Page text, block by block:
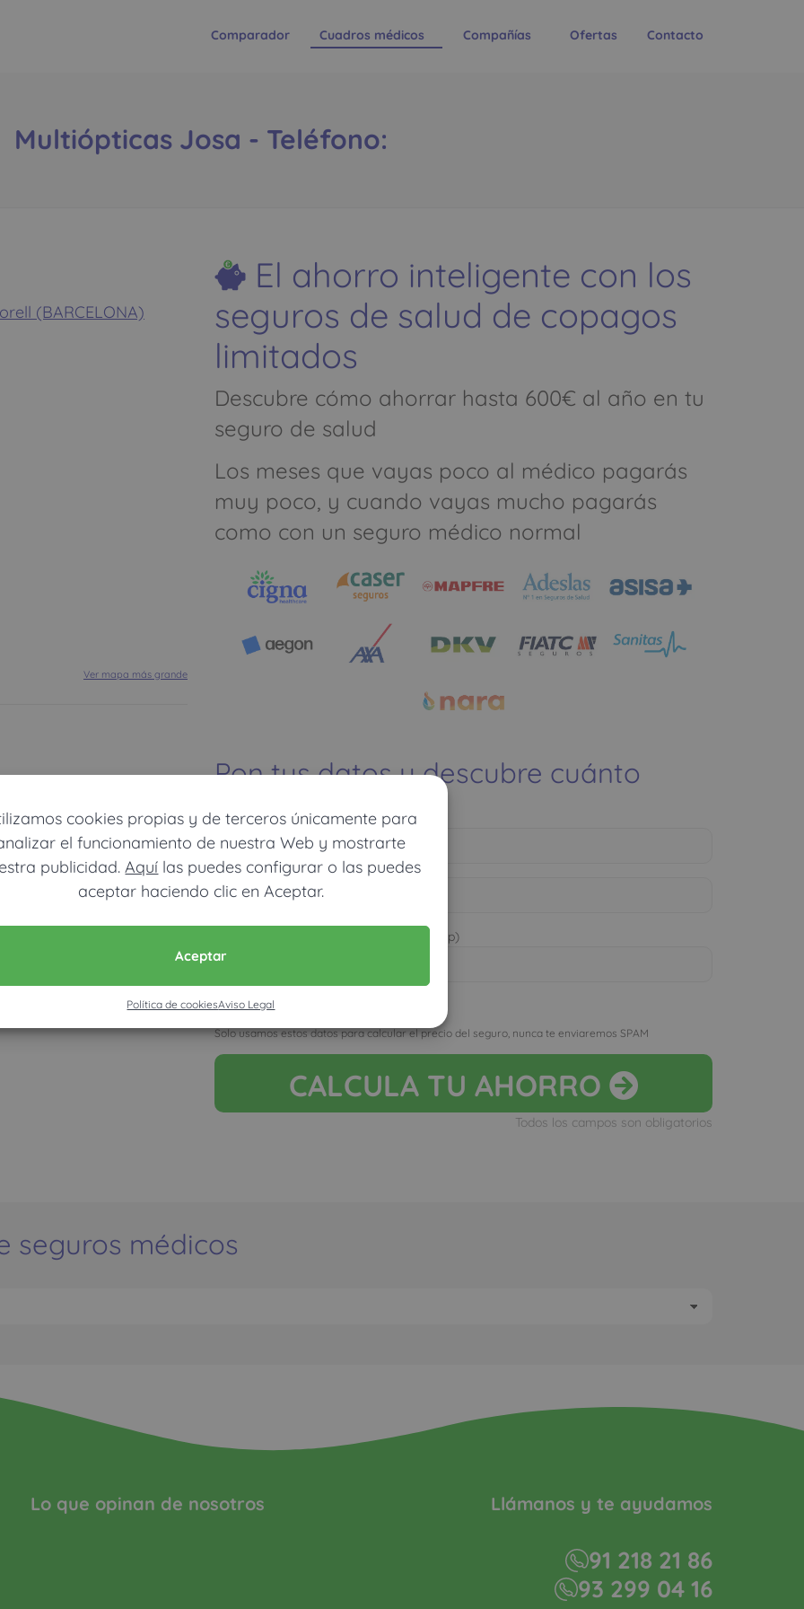
cookies propias y de terceros únicamente para
el funcionamiento de nuestra Web y mostrarte
publicidad.Aquí las puedes configurar o las puedes
aceptar haciendo clic en Aceptar.
Aceptar
Política de cookiesAviso Legal
Comparador Cuadros médicos Compañías Ofertas Contacto
Multiópticas Josa - Teléfono:
(BARCELONA)
Ver mapa más grande
El ahorro inteligente con los
seguros de salud de copagos
limitados
Descubre cómo ahorrar hasta 600€ al año en tu
seguro de salud
Los meses que vayas poco al médico pagarás
muy poco, y cuando vayas mucho pagarás
como con un seguro médico normal
Pon tus datos y descubre cuánto
dinero ahorrarías
Móvil (Enviamos resultados vía WhatsApp)
Acepto la nota legal y RGPD
Solo usamos estos datos para calcular el precio del seguro, nunca te enviaremos SPAM
CALCULA TU AHORRO
Todos los campos son obligatorios
seguros médicos
Lo que opinan de nosotros Llámanos y te ayudamos
91 218 21 86
93 299 04 16